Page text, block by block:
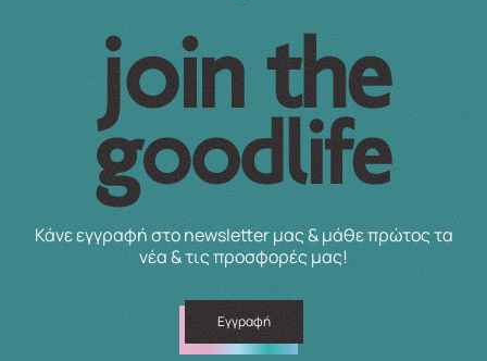
Κάνε εγγραφή στο newsletter μας & μάθε πρώτος τα
νέα & τις προσφορές μας!
Εγγραφή